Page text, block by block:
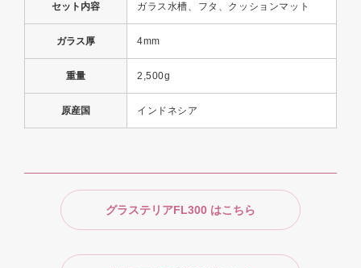
セット内容 ガラス水槽、フタ、クッションマット
ガラス厚 4mm
重量 2,500g
原産国 インドネシア
グラステリアFL300 はこちら